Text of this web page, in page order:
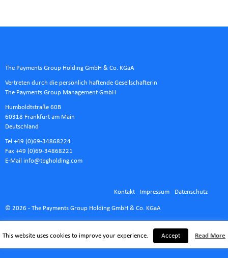
The Payments Group Holding GmbH & Co. KGaA
Vertreten durch die persönlich haftende Gesellschafterin
The Payments Group Management GmbH
Humboldtstraße 60B
60318 Frankfurt am Main
Deutschland
Tel +49 (0)69-34868224
Fax +49 (0)69-34868221
E-Mail info@tpgholding.com
Kontakt Impressum Datenschutz
© 2026 - The Payments Group Holding GmbH & Co. KGaA
This website uses cookies to improve your experience. Accept Read More